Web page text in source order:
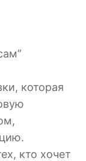
которая
кто хочет